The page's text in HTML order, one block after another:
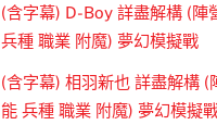
(含字幕) D-Boy 詳盡解構 (陣
兵種 職業 附魔) 夢幻模擬戰
(含字幕) 相羽新也 詳盡解構 (
能 兵種 職業 附魔) 夢幻模擬